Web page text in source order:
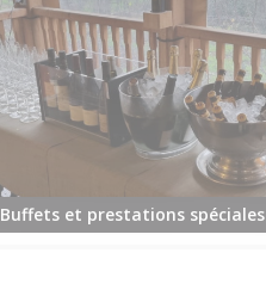
Buffets et prestations spéciales